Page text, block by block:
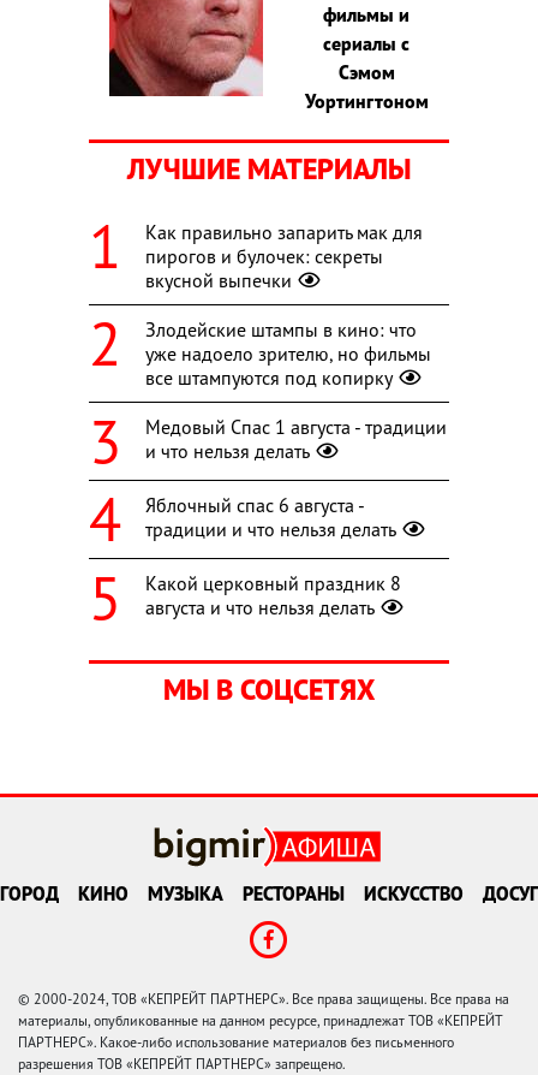
фильмы и
сериалы с
Сэмом
Уортингтоном
ЛУЧШИЕ МАТЕРИАЛЫ
Как правильно запарить мак для
пирогов и булочек: секреты
вкусной выпечки
Злодейские штампы в кино: что
уже надоело зрителю, но фильмы
все штампуются под копирку
Медовый Спас 1 августа - традиции
и что нельзя делать
Яблочный спас 6 августа -
традиции и что нельзя делать
Какой церковный праздник 8
августа и что нельзя делать
МЫ В СОЦСЕТЯХ
ГОРОД КИНО МУЗЫКА РЕСТОРАНЫ ИСКУССТВО ДОСУГ
© 2000-2024, ТОВ «КЕПРЕЙТ ПАРТНЕРС». Все права защищены. Все права на
материалы, опубликованные на данном ресурсе, принадлежат ТОВ «КЕПРЕЙТ
ПАРТНЕРС». Какое-либо использование материалов без письменного
разрешения ТОВ «КЕПРЕЙТ ПАРТНЕРС» запрещено.